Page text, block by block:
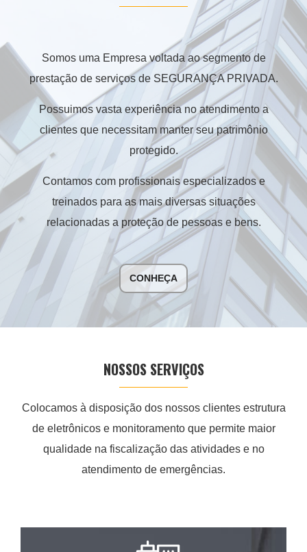
Somos uma Empresa voltada ao segmento de
prestação de serviços de SEGURANÇA PRIVADA.
Possuimos vasta experiência no atendimento a
clientes que necessitam manter seu patrimônio
protegido.
Contamos com profissionais especializados e
treinados para as mais diversas situações
relacionadas a proteção de pessoas e bens.
CONHEÇA
NOSSOS SERVIÇOS
Colocamos à disposição dos nossos clientes estrutura
de eletrônicos e monitoramento que permite maior
qualidade na fiscalização das atividades e no
atendimento de emergências.